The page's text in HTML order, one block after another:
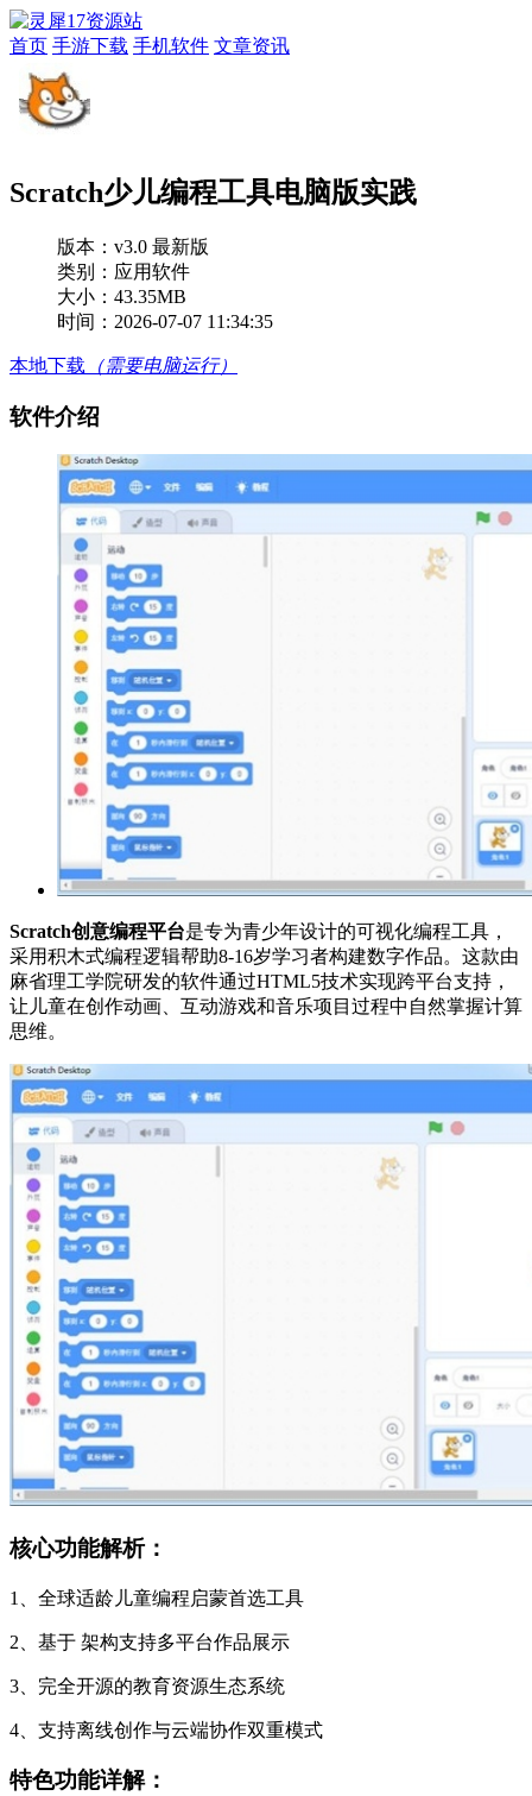
首页 手游下载 手机软件 文章资讯
Scratch少儿编程工具电脑版实践
版本： v3.0 最新版
类别：应用软件
大小：43.35MB
时间：2026-07-07 11:34:35
本地下载 （需要电脑运行）
软件介绍
Scratch创意编程平台是专为青少年设计的可视化编程工具，
采用积木式编程逻辑帮助8-16岁学习者构建数字作品。这款由
麻省理工学院研发的软件通过HTML5技术实现跨平台支持，
让儿童在创作动画、互动游戏和音乐项目过程中自然掌握计算
思维。
核心功能解析：
1、全球适龄儿童编程启蒙首选工具
2、基于 架构支持多平台作品展示
3、完全开源的教育资源生态系统
4、支持离线创作与云端协作双重模式
特色功能详解：